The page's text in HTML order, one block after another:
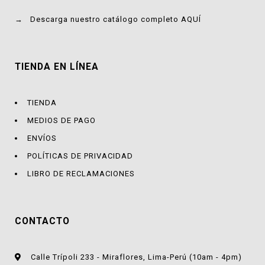
→ Descarga nuestro catálogo completo AQUÍ
TIENDA EN LÍNEA
TIENDA
MEDIOS DE PAGO
ENVÍOS
POLÍTICAS DE PRIVACIDAD
LIBRO DE RECLAMACIONES
CONTACTO
Calle Trípoli 233 - Miraflores, Lima-Perú (10am - 4pm)